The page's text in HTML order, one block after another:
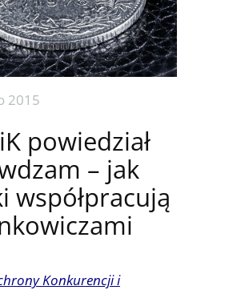
2015
powiedział
– jak
współpracują
Konkurencji i